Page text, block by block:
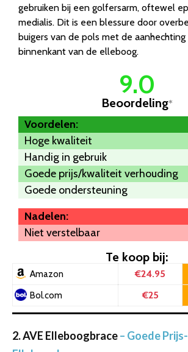
gebruiken bij een golfersarm, oftewel
medialis. Dit is een blessure door
buigers van de pols met de aanhechting
binnenkant van de elleboog.
9.0
Beoordeling*
Voordelen:
Hoge kwaliteit
Handig in gebruik
Goede prijs/kwaliteit verhouding
Goede ondersteuning
Nadelen:
Niet verstelbaar
Te koop bij:
Amazon €24.95
Bol.com €25
2. AVE Elleboogbrace– Goede